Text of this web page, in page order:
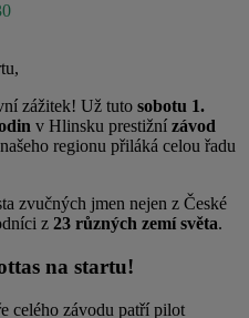
zážitek! Už tuto sobotu 1.
v Hlinsku prestižní závod
regionu přiláká celou řadu
zvučných jmen nejen z České
z 23 různých zemí světa.
na startu!
celého závodu patří pilot